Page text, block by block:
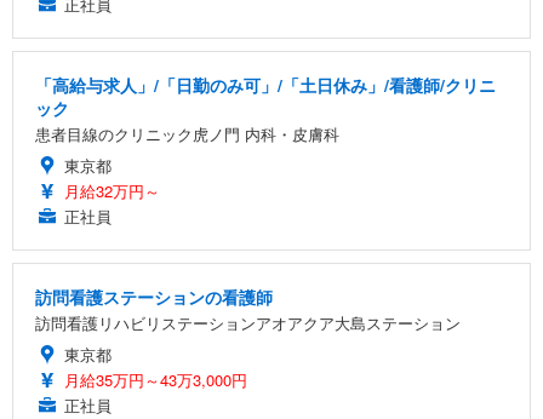
「高給与求人」/「日勤のみ可」/「土日休み」/看護師/クリニ
ック
患者目線のクリニック虎ノ門 内科・皮膚科
東京都
月給32万円～
正社員
訪問看護ステーションの看護師
訪問看護リハビリステーションアオアクア大島ステーション
東京都
月給35万円～43万3,000円
正社員